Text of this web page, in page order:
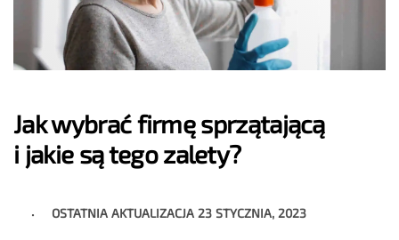
Jak wybrać firmę sprzątającą
i jakie są tego zalety?
OSTATNIA AKTUALIZACJA 23 STYCZNIA, 2023